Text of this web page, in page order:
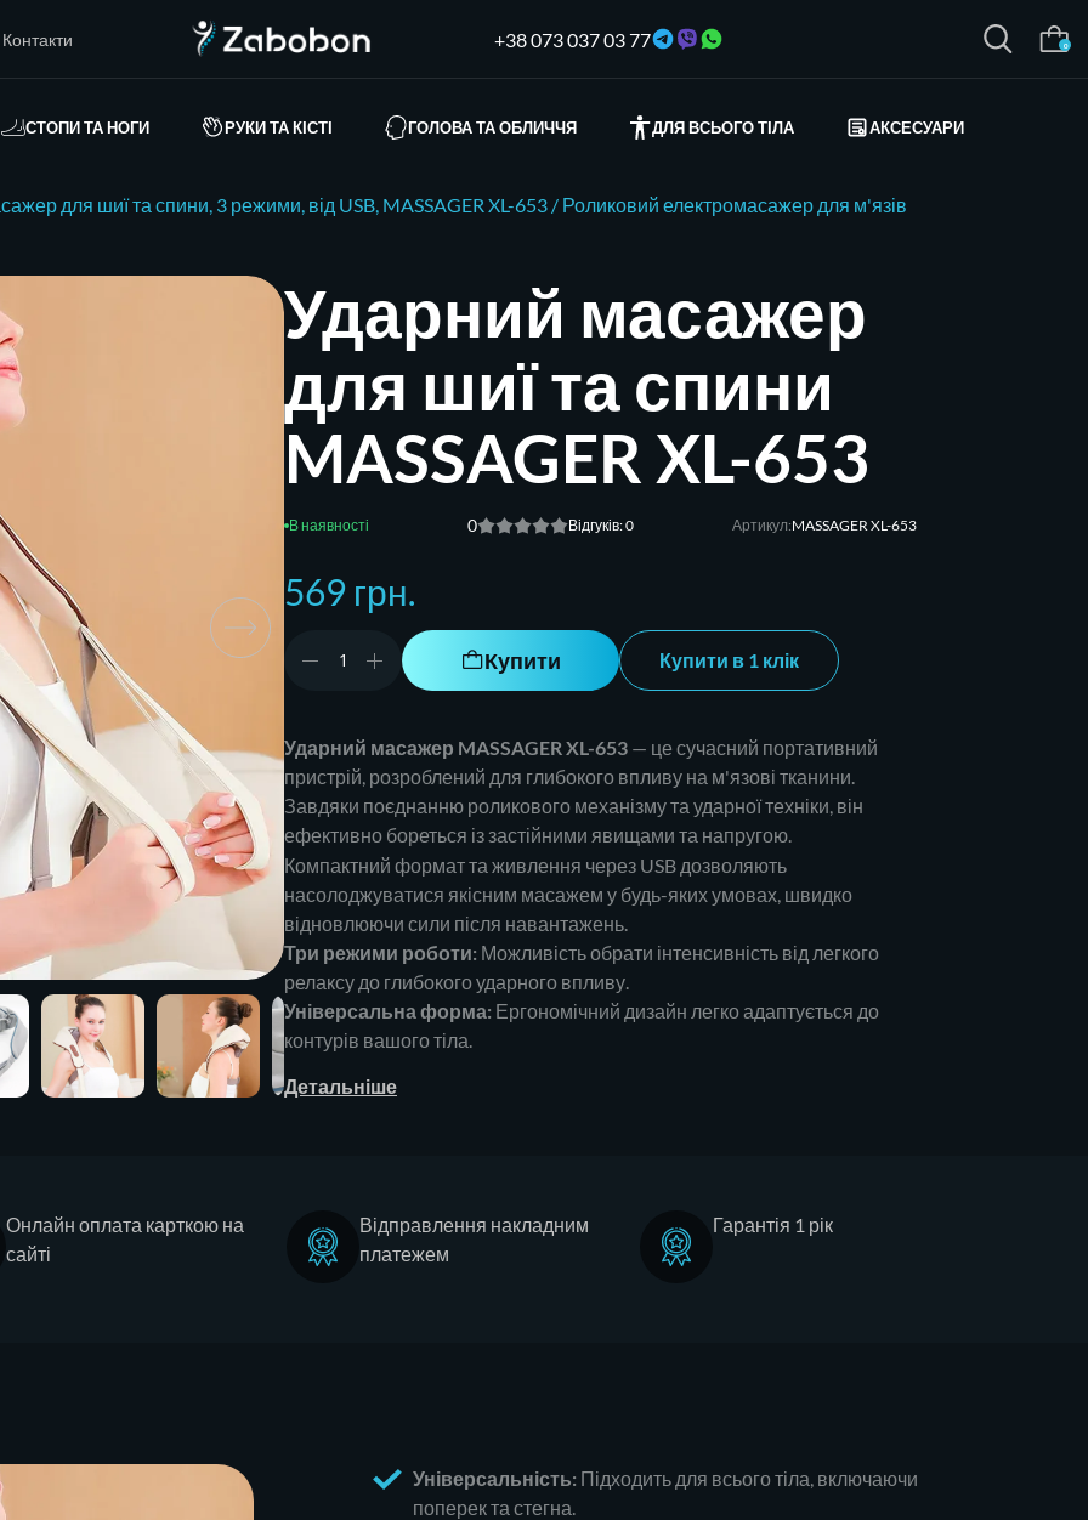
Контакти +38 073 037 03 77 0
СТОПИ ТА НОГИ РУКИ ТА КІСТІ ГОЛОВА ТА ОБЛИЧЧЯ ДЛЯ ВСЬОГО ТІЛА АКСЕСУАРИ
для шиї та спини, 3 режими, від USB, MASSAGER XL-653 / Роликовий електромасажер для м'язів
Ударний масажер
для шиї та спини
MASSAGER XL-653
0 Відгуків: 0 Артикул:MASSAGER XL-653
569 грн.
Купити Купити в 1 клік
Ударний масажер MASSAGER XL-653 — це сучасний портативний
пристрій, розроблений для глибокого впливу на м'язові тканини.
Завдяки поєднанню роликового механізму та ударної техніки, він
ефективно бореться із застійними явищами та напругою.
Компактний формат та живлення через USB дозволяють
насолоджуватися якісним масажем у будь-яких умовах, швидко
відновлюючи сили після навантажень.
Три режими роботи: Можливість обрати інтенсивність від легкого
релаксу до глибокого ударного впливу.
Універсальна форма: Ергономічний дизайн легко адаптується до
контурів вашого тіла.
Детальніше
Онлайн оплата карткою на
сайті
Відправлення накладним
платежем
Гарантія 1 рік
Універсальність: Підходить для всього тіла, включаючи
поперек та стегна.